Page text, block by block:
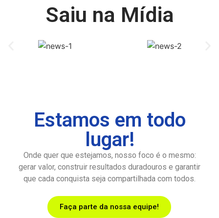
Saiu na Mídia
Estamos em todo
lugar!
Onde quer que estejamos, nosso foco é o mesmo:
gerar valor, construir resultados duradouros e garantir
que cada conquista seja compartilhada com todos.
Faça parte da nossa equipe!